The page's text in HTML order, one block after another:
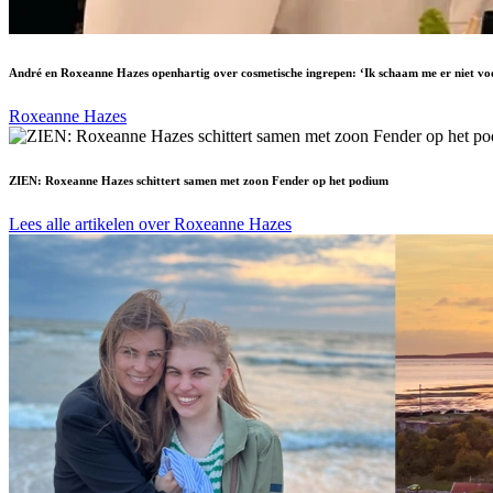
André en Roxeanne Hazes openhartig over cosmetische ingrepen: ‘Ik schaam me er niet
Roxeanne Hazes
ZIEN: Roxeanne Hazes schittert samen met zoon Fender op het podium
Lees alle artikelen over Roxeanne Hazes